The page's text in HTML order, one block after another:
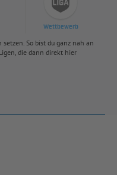
Wettbewerb
So bist du ganz nah an
die dann direkt hier